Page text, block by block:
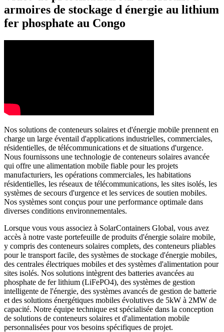
armoires de stockage d énergie au lithium
fer phosphate au Congo
Nos solutions de conteneurs solaires et d'énergie mobile prennent en
charge un large éventail d'applications industrielles, commerciales,
résidentielles, de télécommunications et de situations d'urgence.
Nous fournissons une technologie de conteneurs solaires avancée
qui offre une alimentation mobile fiable pour les projets
manufacturiers, les opérations commerciales, les habitations
résidentielles, les réseaux de télécommunications, les sites isolés, les
systèmes de secours d'urgence et les services de soutien mobiles.
Nos systèmes sont conçus pour une performance optimale dans
diverses conditions environnementales.
Lorsque vous vous associez à SolarContainers Global, vous avez
accès à notre vaste portefeuille de produits d'énergie solaire mobile,
y compris des conteneurs solaires complets, des conteneurs pliables
pour le transport facile, des systèmes de stockage d'énergie mobiles,
des centrales électriques mobiles et des systèmes d'alimentation pour
sites isolés. Nos solutions intègrent des batteries avancées au
phosphate de fer lithium (LiFePO4), des systèmes de gestion
intelligente de l'énergie, des systèmes avancés de gestion de batterie
et des solutions énergétiques mobiles évolutives de 5kW à 2MW de
capacité. Notre équipe technique est spécialisée dans la conception
de solutions de conteneurs solaires et d'alimentation mobile
personnalisées pour vos besoins spécifiques de projet.